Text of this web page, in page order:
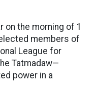
on the morning of 1
members of
League for
Tatmadaw—
power in a